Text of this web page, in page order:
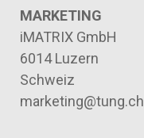
MARKETING
iMATRIX GmbH
6014 Luzern
Schweiz
marketing@tung.ch